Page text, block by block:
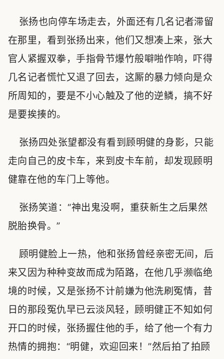
张扬也向停车场走去，外面还有几名记者滞留
在那里，看到张扬出来，他们又想凑上来，张大
官人紧握双拳，手指骨节爆竹般噼啪作响，吓得
几名记者慌忙又退了回去，这厮的暴力倾向是众
所周知的，要是不小心触及了他的逆鳞，搞不好
是要挨揍的。
张扬四处张望都没有看到顾明健的身影，只能
走向自己的皮卡车，来到皮卡车前，却发现顾明
健靠在他的车门上等他。
张扬笑道：“神出鬼没啊，重获新生之后果然
脱胎换骨。”
顾明健脸上一热，他和张扬曾经亲密无间，后
来又因为种种变故而成为陌路，在他几乎濒临绝
境的时候，又是张扬不计前嫌为他洗刷冤情，昔
日的那段冤仇早已云淡风轻，顾明健正不知如何
开口的时候，张扬握住他的手，给了他一个有力
热情的拥抱：“明健，欢迎回来！”然后拍了拍顾